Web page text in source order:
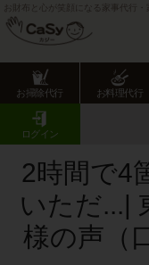
お財布と心が笑顔になる家事代行
お掃除代行 お料理代行
ログイン
CaSy TOP
お客様の声･口コミ詳細
2時間で4
いただ...|
様の声（